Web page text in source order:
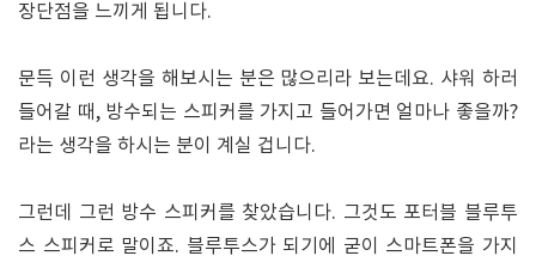
장단점을 느끼게 됩니다.
문득 이런 생각을 해보시는 분은 많으리라 보는데요. 샤워 하러
들어갈 때, 방수되는 스피커를 가지고 들어가면 얼마나 좋을까?
라는 생각을 하시는 분이 계실 겁니다.
그런데 그런 방수 스피커를 찾았습니다. 그것도 포터블 블루투
스 스피커로 말이죠. 블루투스가 되기에 굳이 스마트폰을 가지